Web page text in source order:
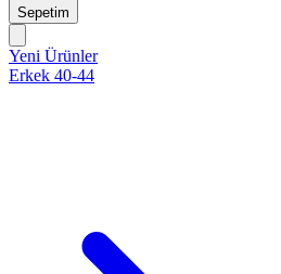
Sepetim
Yeni Ürünler
Erkek 40-44